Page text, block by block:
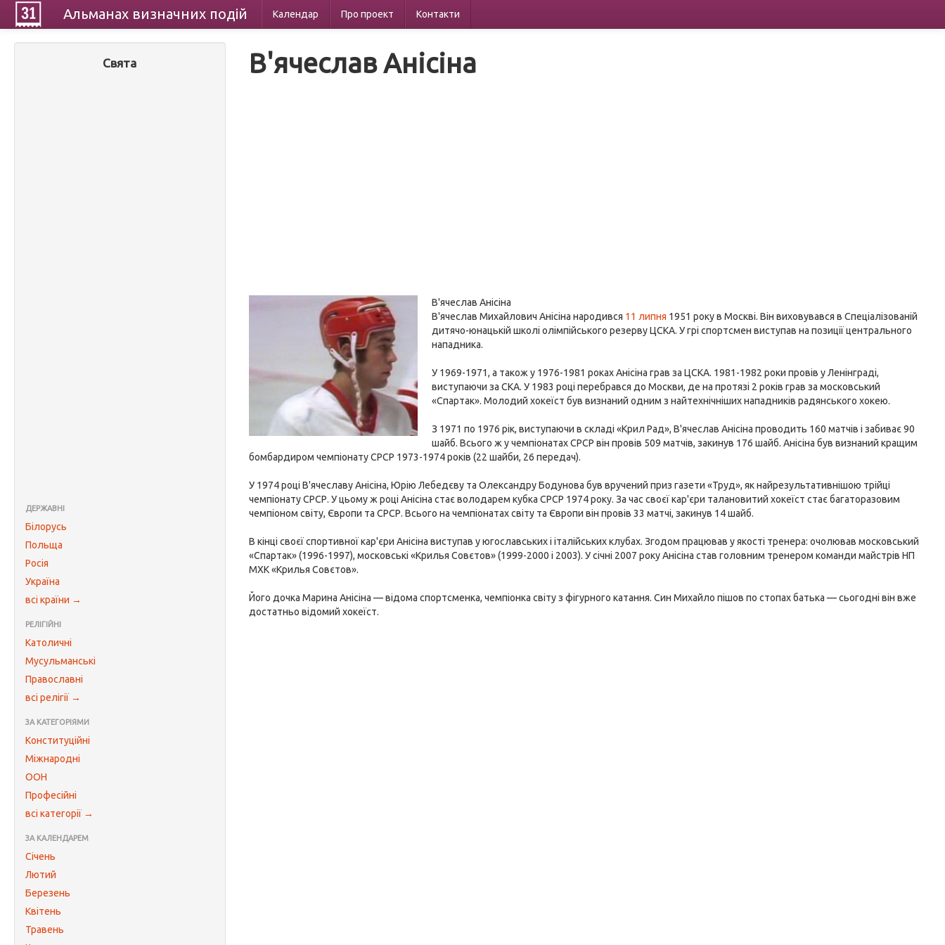
Альманах визначних подій Календар Про проект Контакти
Свята
ДЕРЖАВНІ
Білорусь
Польща
Росія
Україна
всі країни →
РЕЛІГІЙНІ
Католичні
Мусульманські
Православні
всі релігії →
ЗА КАТЕГОРІЯМИ
Конституційні
Міжнародні
ООН
Професійні
всі категорії →
ЗА КАЛЕНДАРЕМ
Січень
Лютий
Березень
Квітень
Травень
В'ячеслав Анісіна
В'ячеслав Анісіна
В'ячеслав Михайлович Анісіна народився 11 липня 1951 року в Москві. Він виховувався в Спеціалізованій
дитячо-юнацькій школі олімпійського резерву ЦСКА. У грі спортсмен виступав на позиції центрального
нападника.
У 1969-1971, а також у 1976-1981 роках Анісіна грав за ЦСКА. 1981-1982 роки провів у Ленінграді,
виступаючи за СКА. У 1983 році перебрався до Москви, де на протязі 2 років грав за московський
«Спартак». Молодий хокеїст був визнаний одним з найтехнічніших нападників радянського хокею.
З 1971 по 1976 рік, виступаючи в складі «Крил Рад», В'ячеслав Анісіна проводить 160 матчів і забиває 90
шайб. Всього ж у чемпіонатах СРСР він провів 509 матчів, закинув 176 шайб. Анісіна був визнаний кращим
бомбардиром чемпіонату СРСР 1973-1974 років (22 шайби, 26 передач).
У 1974 році В'ячеславу Анісіна, Юрію Лебедєву та Олександру Бодунова був вручений приз газети «Труд», як найрезультативнішою трійці
чемпіонату СРСР. У цьому ж році Анісіна стає володарем кубка СРСР 1974 року. За час своєї кар'єри талановитий хокеїст стає багаторазовим
чемпіоном світу, Європи та СРСР. Всього на чемпіонатах світу та Європи він провів 33 матчі, закинув 14 шайб.
В кінці своєї спортивної кар'єри Анісіна виступав у югославських і італійських клубах. Згодом працював у якості тренера: очолював московський
«Спартак» (1996-1997), московські «Крилья Совєтов» (1999-2000 і 2003). У січні 2007 року Анісіна став головним тренером команди майстрів НП
МХК «Крилья Совєтов».
Його дочка Марина Анісіна — відома спортсменка, чемпіонка світу з фігурного катання. Син Михайло пішов по стопах батька — сьогодні він вже
достатньо відомий хокеїст.